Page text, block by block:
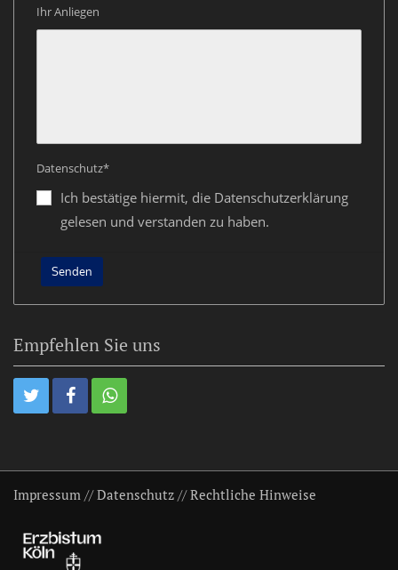
Ihr Anliegen
Datenschutz*
Ich bestätige hiermit, die Datenschutzerklärung
gelesen und verstanden zu haben.
Empfehlen Sie uns
Impressum //Datenschutz //Rechtliche Hinweise